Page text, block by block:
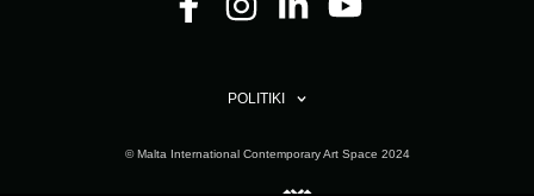
POLITIKI
© Malta International Contemporary Art Space 2024